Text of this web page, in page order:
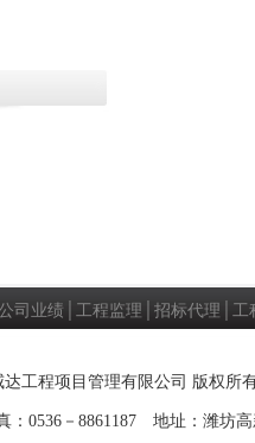
司业绩 工程监理 招标代理 工
达工程项目管理有限公司 版权所
：0536－8861187 地址：潍坊